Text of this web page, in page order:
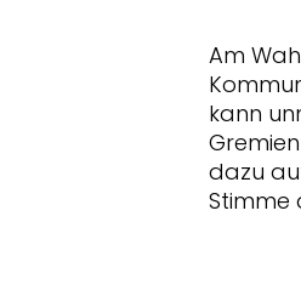
Am
kann
dazu
Stimme